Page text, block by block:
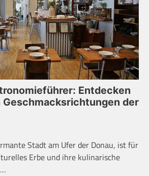
Entdecken
Geschmacksrichtungen der
Stadt am Ufer der Donau, ist für
Erbe und ihre kulinarische